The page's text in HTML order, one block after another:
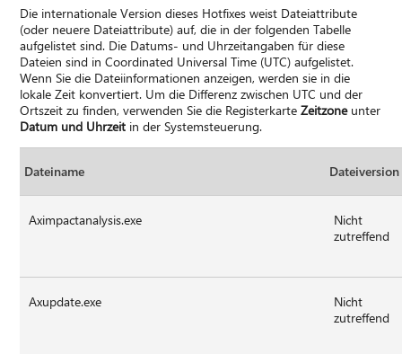
Die internationale Version dieses Hotfixes weist Dateiattribute
(oder neuere Dateiattribute) auf, die in der folgenden Tabelle
aufgelistet sind. Die Datums- und Uhrzeitangaben für diese
Dateien sind in Coordinated Universal Time (UTC) aufgelistet.
Wenn Sie die Dateiinformationen anzeigen, werden sie in die
lokale Zeit konvertiert. Um die Differenz zwischen UTC und der
Ortszeit zu finden, verwenden Sie die RegisterkarteZeitzoneunter
Datum und Uhrzeit in der Systemsteuerung.
Dateiname Dateiversion
Aximpactanalysis.exe
Nicht
zutreffend
Axupdate.exe
Nicht
zutreffend